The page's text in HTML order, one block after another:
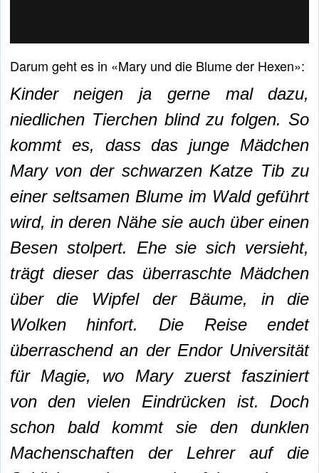
Darum geht es in «Mary und die Blume der Hexen»:
Kinder neigen ja gerne mal dazu,
niedlichen Tierchen blind zu folgen. So
kommt es, dass das junge Mädchen
Mary von der schwarzen Katze Tib zu
einer seltsamen Blume im Wald geführt
wird, in deren Nähe sie auch über einen
Besen stolpert. Ehe sie sich versieht,
trägt dieser das überraschte Mädchen
über die Wipfel der Bäume, in die
Wolken hinfort. Die Reise endet
überraschend an der Endor Universität
für Magie, wo Mary zuerst fasziniert
von den vielen Eindrücken ist. Doch
schon bald kommt sie den dunklen
Machenschaften der Lehrer auf die